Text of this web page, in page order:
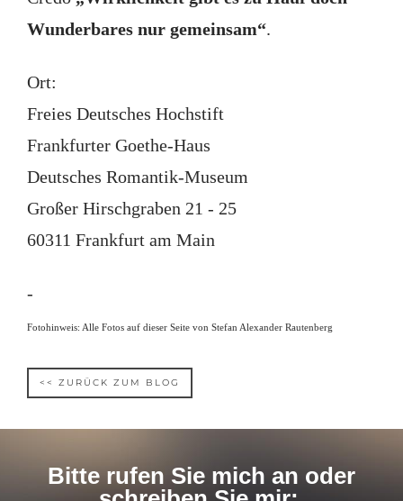
Wunderbares nur gemeinsam“.
Ort:
Freies Deutsches Hochstift
Frankfurter Goethe-Haus
Deutsches Romantik-Museum
Großer Hirschgraben 21 - 25
60311 Frankfurt am Main
-
Fotohinweis: Alle Fotos auf dieser Seite von Stefan Alexander Rautenberg
<< ZURÜCK ZUM BLOG
Bitte rufen Sie mich an oder